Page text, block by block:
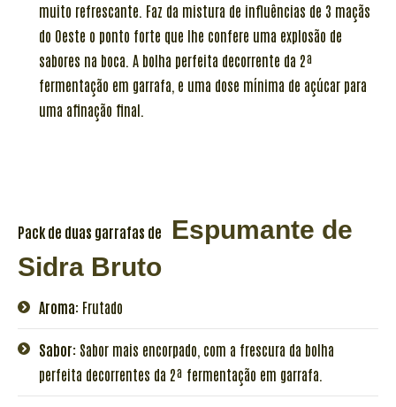
muito refrescante. Faz da mistura de influências de 3 maçãs
do Oeste o ponto forte que lhe confere uma explosão de
sabores na boca. A bolha perfeita decorrente da 2ª
fermentação em garrafa, e uma dose mínima de açúcar para
uma afinação final.
Pack de duas garrafas de
Espumante de
Sidra Bruto
Aroma: Frutado
Sabor: Sabor mais encorpado, com a frescura da bolha
perfeita decorrentes da 2ª fermentação em garrafa.